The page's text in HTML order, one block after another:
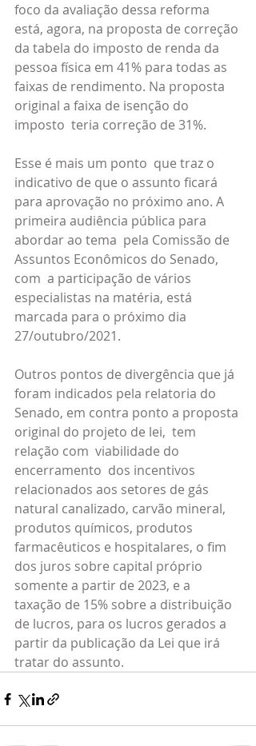
foco da avaliação dessa reforma
está, agora, na proposta de correção
da tabela do imposto de renda da
pessoa física em 41% para todas as
faixas de rendimento. Na proposta
original a faixa de isenção do
imposto  teria correção de 31%.
Esse é mais um ponto  que traz o
indicativo de que o assunto ficará
para aprovação no próximo ano. A
primeira audiência pública para
abordar ao tema  pela Comissão de
Assuntos Econômicos do Senado,
com  a participação de vários
especialistas na matéria, está
marcada para o próximo dia
27/outubro/2021.
Outros pontos de divergência que já
foram indicados pela relatoria do
Senado, em contra ponto a proposta
original do projeto de lei,  tem
relação com viabilidade do
encerramento  dos incentivos
relacionados aos setores de gás
natural canalizado, carvão mineral,
produtos químicos, produtos
farmacêuticos e hospitalares, o fim
dos juros sobre capital próprio
somente a partir de 2023, e a
taxação de 15% sobre a distribuição
de lucros, para os lucros gerados a
partir da publicação da Lei que irá
tratar do assunto.